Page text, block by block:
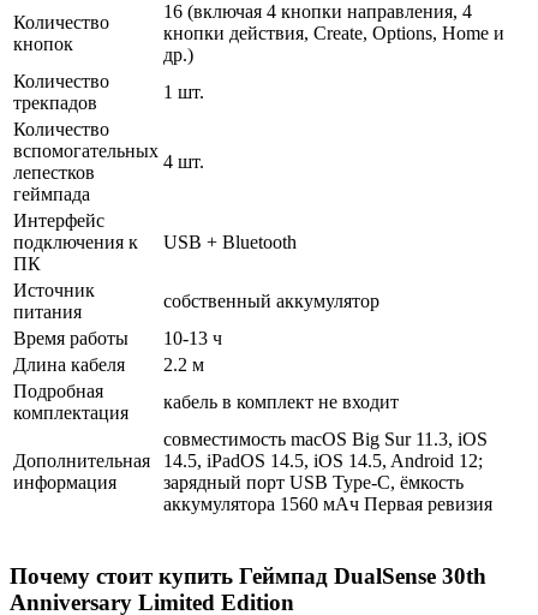
Количество
кнопок
16 (включая 4 кнопки направления, 4
кнопки действия, Create, Options, Home и
др.)
Количество
трекпадов
1 шт.
Количество
вспомогательных
лепестков
геймпада
4 шт.
Интерфейс
подключения к
ПК
USB + Bluetooth
Источник
питания
собственный аккумулятор
Время работы
10-13 ч
Длина кабеля
2.2 м
Подробная
комплектация
кабель в комплект не входит
Дополнительная
информация
совместимость macOS Big Sur 11.3, iOS
14.5, iPadOS 14.5, iOS 14.5, Android 12;
зарядный порт USB Type-C, ёмкость
аккумулятора 1560 мАч Первая ревизия
Почему стоит купить Геймпад DualSense 30th
Anniversary Limited Edition